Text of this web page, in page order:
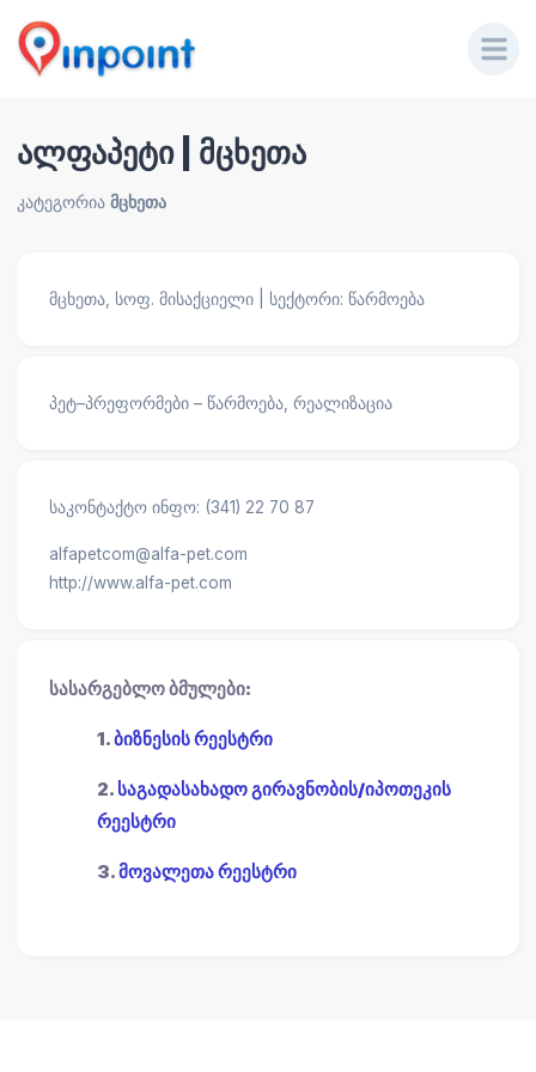
ალფაპეტი | მცხეთა
კატეგორია მცხეთა
მცხეთა, სოფ. მისაქციელი | სექტორი: წარმოება
პეტ–პრეფორმები – წარმოება, რეალიზაცია
საკონტაქტო ინფო: (341) 22 70 87
alfapetcom@alfa-pet.com
http://www.alfa-pet.com
სასარგებლო ბმულები:
1.ბიზნესის რეესტრი
2. საგადასახადო გირავნობის/იპოთეკის
რეესტრი
3.მოვალეთა რეესტრი